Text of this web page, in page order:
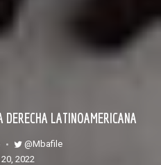
DERECHA LATINOAMERICANA
@mbafile
2022